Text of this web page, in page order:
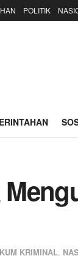
POLITIK
KRIMINAL,